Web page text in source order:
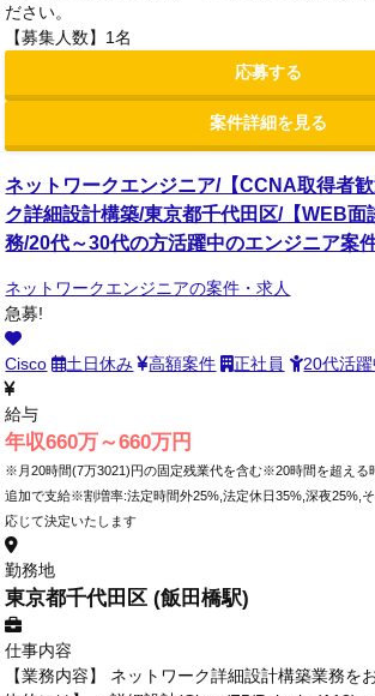
ださい。
【募集人数】1名
応募する
案件詳細を見る
ネットワークエンジニア/【CCNA取得者
ク詳細設計構築/東京都千代田区/【WEB面
務/20代～30代の方活躍中のエンジニア案
ネットワークエンジニアの案件・求人
急募!
Cisco 土日休み 高額案件 正社員 20代活躍
給与
年収660万～660万円
※月20時間(7万3021)円の固定残業代を含む※20時間を超える
追加で支給※割増率:法定時間外25%,法定休日35%,深夜25%,
応じて決定いたします
勤務地
東京都千代田区 (飯田橋駅)
仕事内容
【業務内容】 ネットワーク詳細設計構築業務を